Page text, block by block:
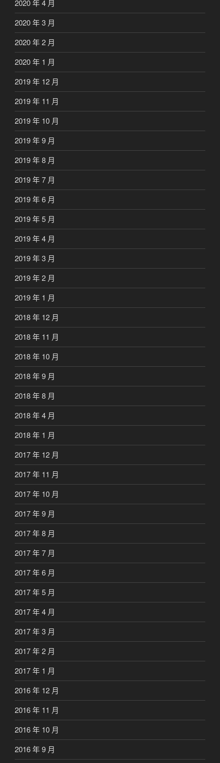
2020 年 4 月
2020 年 3 月
2020 年 2 月
2020 年 1 月
2019 年 12 月
2019 年 11 月
2019 年 10 月
2019 年 9 月
2019 年 8 月
2019 年 7 月
2019 年 6 月
2019 年 5 月
2019 年 4 月
2019 年 3 月
2019 年 2 月
2019 年 1 月
2018 年 12 月
2018 年 11 月
2018 年 10 月
2018 年 9 月
2018 年 8 月
2018 年 4 月
2018 年 1 月
2017 年 12 月
2017 年 11 月
2017 年 10 月
2017 年 9 月
2017 年 8 月
2017 年 7 月
2017 年 6 月
2017 年 5 月
2017 年 4 月
2017 年 3 月
2017 年 2 月
2017 年 1 月
2016 年 12 月
2016 年 11 月
2016 年 10 月
2016 年 9 月